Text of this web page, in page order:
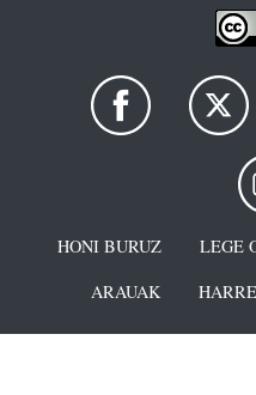
HONI BURUZ LEGE
ARAUAK